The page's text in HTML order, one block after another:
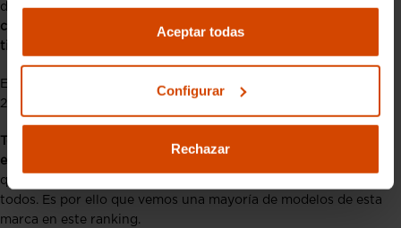
Aceptar todas
Configurar
Rechazar
de modelos, por lo queel Toyota Corolla Touring puede
circular en modo eléctrico durante una gran cantidad de
tiempo
El Toyota Corolla Touring se puede comprar nuevo desde los
26.450 € y desde 17.490 € de segunda mano.
Toyota es una de las marcas que más han apostado por la
electrificación e hibridación en sus modelos
que con un precio muy comedido puedan estar en manos de
todos. Es por ello que vemos una mayoría de modelos de esta
marca en este ranking.